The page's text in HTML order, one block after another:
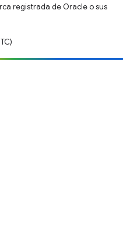
registrada de Oracle o sus